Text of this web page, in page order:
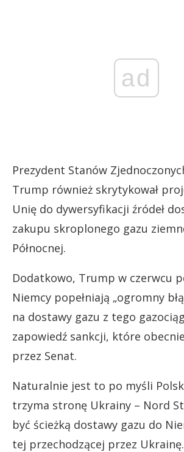
ad
Prezydent Stanów
Trump również skrytykował
Unię do dywersyfikacji źródeł
zakupu skroplonego gazu
Północnej.
Dodatkowo, Trump w czerwcu
Niemcy popełniają „ogromny
na dostawy gazu z tego
zapowiedź sankcji, które
przez Senat.
Naturalnie jest to po myśli
trzyma stronę Ukrainy – Nord
być ścieżką dostawy gazu do
tej przechodzącej przez Ukrainę.